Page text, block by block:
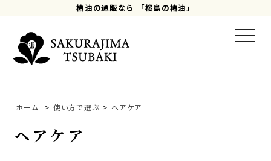
椿油の通販なら 「桜島の椿油」
toggle
ホーム > 使い方で選ぶ > ヘアケア
ヘアケア